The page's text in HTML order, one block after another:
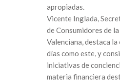
apropiadas.
Vicente Inglada,
de Consumidores de
Valenciana, destaca
días como este, y
iniciativas de
materia financiera